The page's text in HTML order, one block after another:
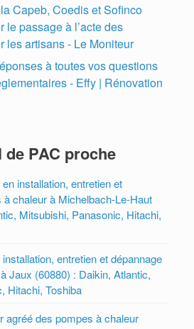
Capeb, Coedis et Sofinco
le passage à l’acte des
les artisans - Le Moniteur
à toutes vos questions
- Effy | Rénovation
PAC proche
installation, entretien et
à chaleur à Michelbach-Le-Haut
Mitsubishi, Panasonic, Hitachi,
entretien et dépannage
Jaux (60880) : Daikin, Atlantic,
Hitachi, Toshiba
agréé des pompes à chaleur